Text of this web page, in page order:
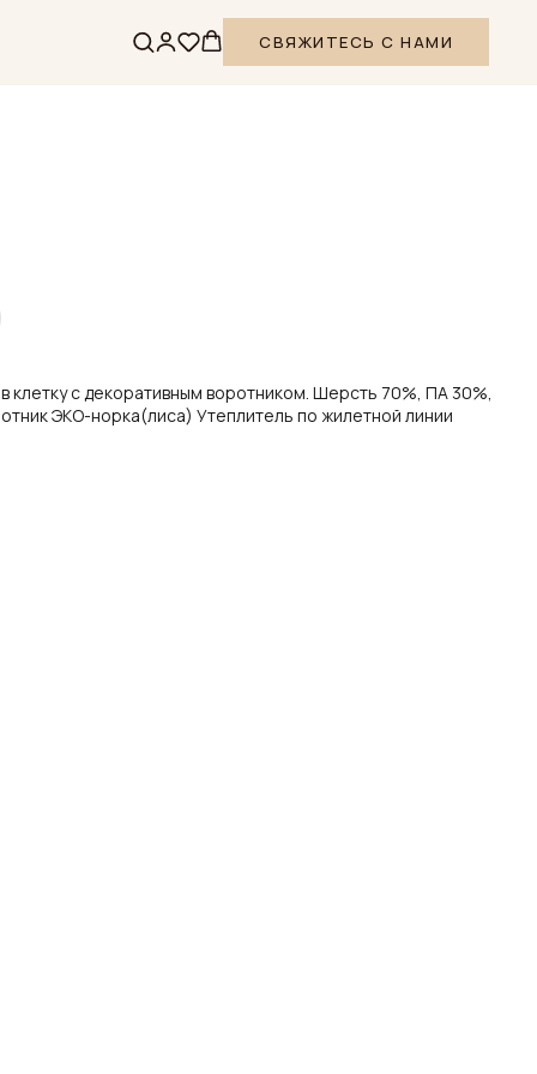
СВЯЖИТЕСЬ С НАМИ
клетку с декоративным воротником. Шерсть 70%, ПА 30%,
ЭКО-норка(лиса) Утеплитель по жилетной линии